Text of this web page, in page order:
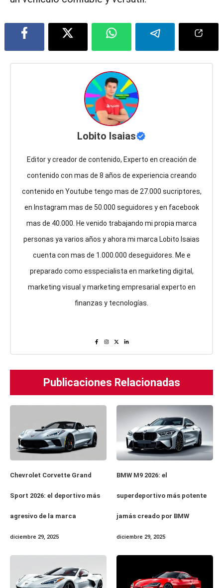
Lobito Isaias
Editor y creador de contenido, Experto en creación de
contenido con mas de 8 años de experiencia creando
contenido en Youtube tengo mas de 27.000 sucriptores,
en Instagram mas de 50.000 seguidores y en facebook
mas de 40.000. He venido trabajando mi propia marca
personas ya varios años y ahora mi marca Lobito Isaias
cuenta con mas de 1.000.000 deseguidores. Me e
preparado como esspecialista en marketing digital,
marketing visual y marketing empresarial experto en
finanzas y tecnologías.
Publicaciones Relacionadas
Chevrolet Corvette Grand
Sport 2026: el deportivo más
agresivo de la marca
diciembre 29, 2025
BMW M9 2026: el
superdeportivo más potente
jamás creado por BMW
diciembre 29, 2025